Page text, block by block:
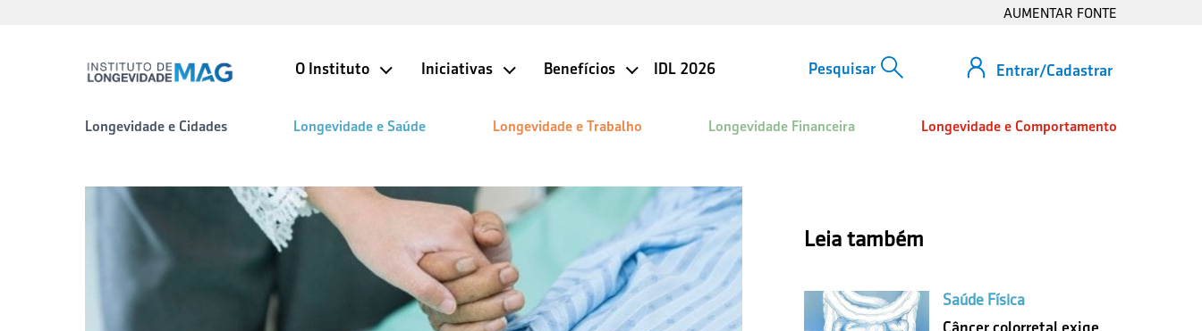
AUMENTAR FONTE
Entrar/Cadastrar
O Instituto Iniciativas Benefícios IDL 2026
Longevidade e Cidades Longevidade e Saúde Longevidade e Trabalho Longevidade Financeira Longevidade e Comportamento
Leia também
Saúde Física
Câncer colorretal exige